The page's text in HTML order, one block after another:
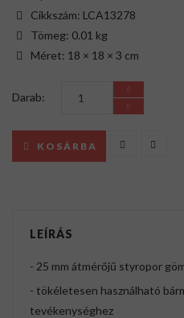
Cikkszám: LCA13278
Tömeg: 0.01 kg
Méret: 18 × 18 × 3 cm
Darab:
KOSÁRBA
LEÍRÁS
- 25 mm átmérőjű styropor
- tökéletesen használható
tevékenységhez